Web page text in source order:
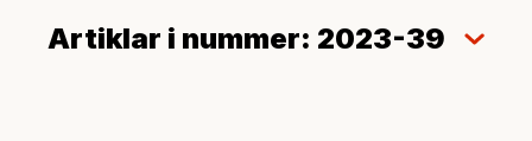
Artiklar i nummer: 2023-39